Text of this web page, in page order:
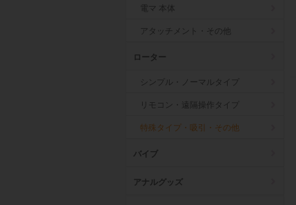
電マ 本体
アタッチメント・その他
ローター
シンプル・ノーマルタイプ
リモコン・遠隔操作タイプ
特殊タイプ・吸引・その他
バイブ
アナルグッズ